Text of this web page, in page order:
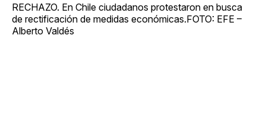
RECHAZO. En Chile ciudadanos protestaron en busca
de rectificación de medidas económicas.FOTO: EFE –
Alberto Valdés